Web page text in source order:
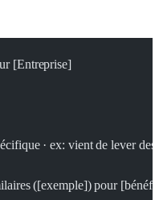
[Entreprise]
· ex: vient de lever
([exemple]) pour